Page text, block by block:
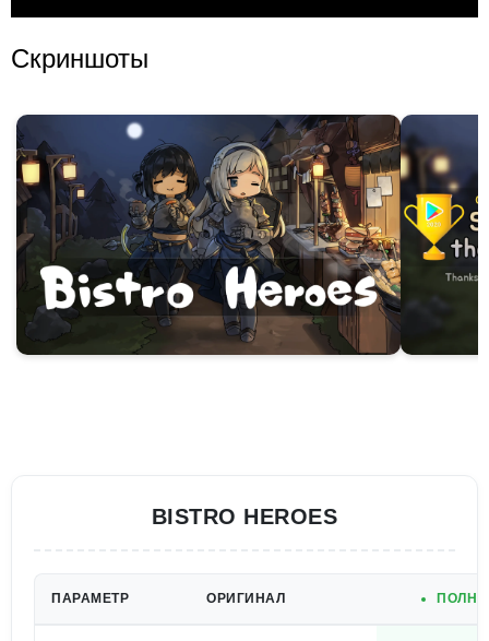
Скриншоты
BISTRO HEROES
ПАРАМЕТР ОРИГИНАЛ